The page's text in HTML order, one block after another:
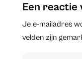
Een reactie
Je e-mailadres
velden zijn